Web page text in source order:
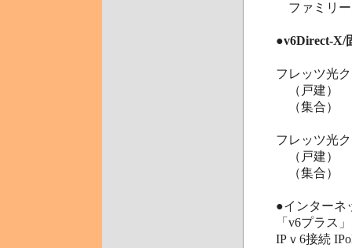
ファミリー
●v6Direct-X/
フレッツ光
（戸建）
（集合）
フレッツ光
（戸建）
（集合）
●インターネ
「v6プラス
IPｖ6接続